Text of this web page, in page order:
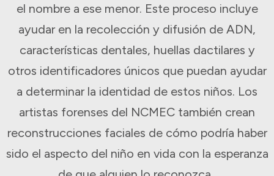
el nombre a ese menor. Este proceso incluye
ayudar en la recolección y difusión de ADN,
características dentales, huellas dactilares y
otros identificadores únicos que puedan ayudar
a determinar la identidad de estos niños. Los
artistas forenses del NCMEC también crean
reconstrucciones faciales de cómo podría haber
sido el aspecto del niño en vida con la esperanza